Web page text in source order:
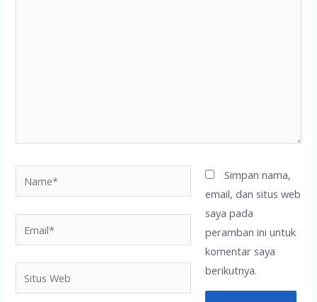
Web
Simpan nama,
email, dan situs web
saya pada
peramban ini untuk
komentar saya
berikutnya.